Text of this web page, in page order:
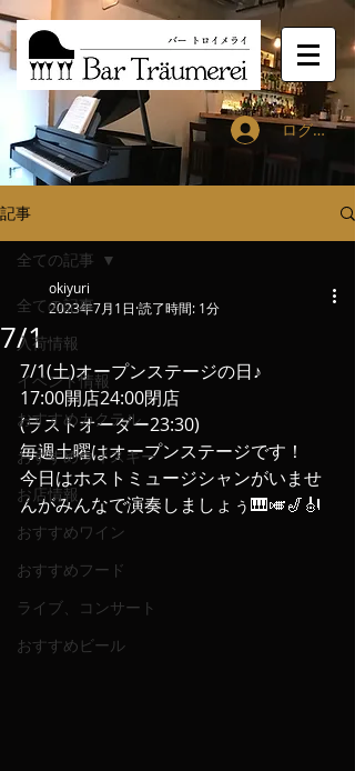
ログイン
記事
全ての記事
入荷情報
イベント情報
おすすめカクテル
おすすめウィスキー
お店情報
おすすめワイン
おすすめフード
ライブ、コンサート
おすすめビール
全ての記事
7/1
okiyuri
2023年7月1日 読了時間: 1分
7/1(土)オープンステージの日♪
17:00開店24:00閉店
(ラストオーダー23:30)
毎週土曜はオープンステージです！
今日はホストミュージシャンがいませ
んがみんなで演奏しましょぅ🎹🎺🎷🎻